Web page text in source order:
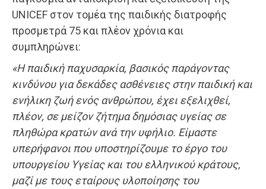
UNICEF στον τομέα της παιδικής διατροφής
προσμετρά 75 και πλέον χρόνια και
συμπληρώνει:
«Η παιδική παχυσαρκία, βασικός παράγοντας
κινδύνου για δεκάδες ασθένειες στην παιδική και
ενήλικη ζωή ενός ανθρώπου, έχει εξελιχθεί,
πλέον, σε μείζον ζήτημα δημόσιας υγείας σε
πληθώρα κρατών ανά την υφήλιο. Είμαστε
υπερήφανοι που υποστηρίζουμε το έργο του
υπουργείου Υγείας και του ελληνικού κράτους,
μαζί με τους εταίρους υλοποίησης του